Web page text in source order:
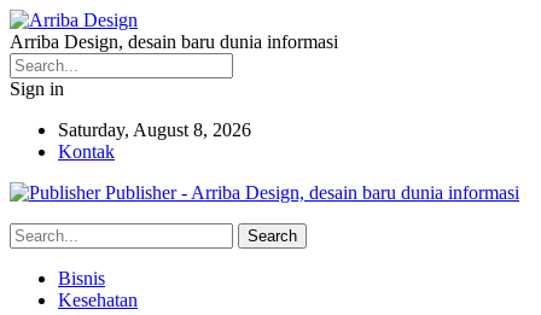
Arriba Design, desain baru dunia informasi
Sign in
Saturday, August 8, 2026
Kontak
Publisher - Arriba Design, desain baru dunia informasi
Bisnis
Kesehatan